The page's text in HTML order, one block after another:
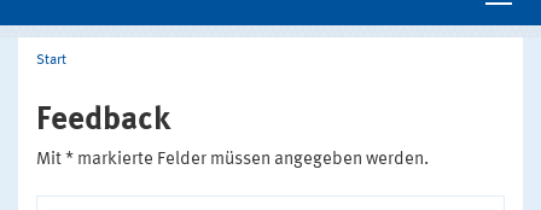
Start
Feedback
Mit * markierte Felder müssen angegeben werden.